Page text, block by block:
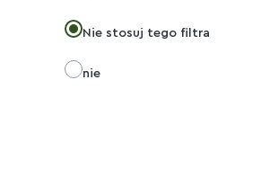
Nie stosuj tego filtra
nie